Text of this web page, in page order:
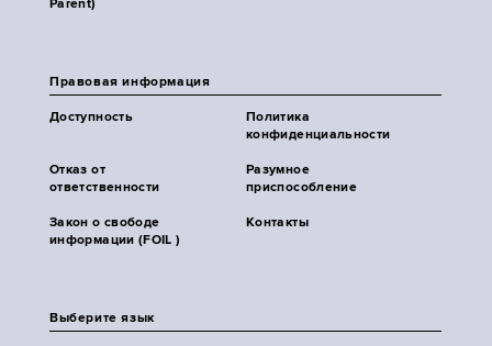
Parent)
Правовая информация
Доступность
Политика
конфиденциальности
Отказ от
ответственности
Разумное
приспособление
Закон о свободе
информации (FOIL )
Контакты
Выберите язык